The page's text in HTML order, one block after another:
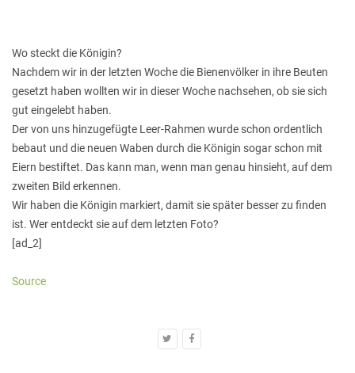
Wo steckt die Königin?
Nachdem wir in der letzten Woche die Bienenvölker in ihre Beuten
gesetzt haben wollten wir in dieser Woche nachsehen, ob sie sich
gut eingelebt haben.
Der von uns hinzugefügte Leer-Rahmen wurde schon ordentlich
bebaut und die neuen Waben durch die Königin sogar schon mit
Eiern bestiftet. Das kann man, wenn man genau hinsieht, auf dem
zweiten Bild erkennen.
Wir haben die Königin markiert, damit sie später besser zu finden
ist. Wer entdeckt sie auf dem letzten Foto?
[ad_2]
Source